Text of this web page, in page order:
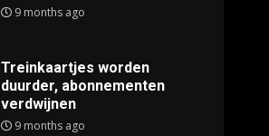
9 months ago
Treinkaartjes worden
duurder, abonnementen
verdwijnen
9 months ago